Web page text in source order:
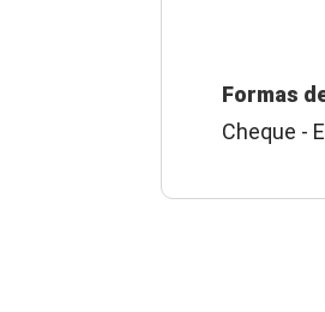
Formas
Cheque -